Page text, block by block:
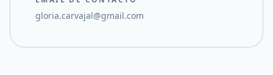
gloria.carvajal@gmail.com